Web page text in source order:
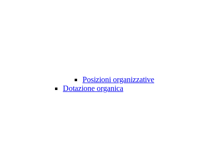
Posizioni organizzative
Dotazione organica